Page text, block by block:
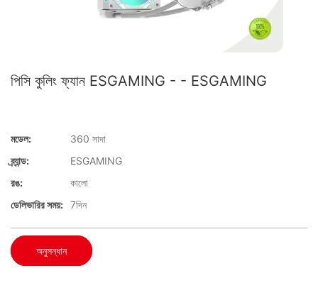
পিসি কুলিং ফ্যান ESGAMING - - ESGAMING
মডেল:
360 সাদা
ব্র্যান্ড:
ESGAMING
রঙ:
কালো
ডেলিভারির সময়: 7দিন
অনুসন্ধান